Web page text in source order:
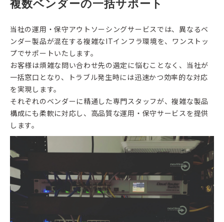
複数ベンダーの一括サポート
当社の運用・保守アウトソーシングサービスでは、異なるベ
ンダー製品が混在する複雑なITインフラ環境を、ワンストッ
プでサポートいたします。
お客様は煩雑な問い合わせ先の選定に悩むことなく、当社が
一括窓口となり、トラブル発生時には迅速かつ効率的な対応
を実現します。
それぞれのベンダーに精通した専門スタッフが、複雑な製品
構成にも柔軟に対応し、高品質な運用・保守サービスを提供
します。